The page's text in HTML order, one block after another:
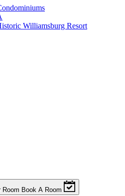
Williamsburg Resort
Room Book A Room